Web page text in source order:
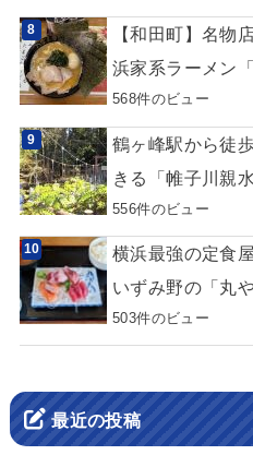
【和田町】名物
浜家系ラーメン
568件のビュー
鶴ヶ峰駅から徒
きる「帷子川親水
556件のビュー
横浜最強の定食
いずみ野の「丸や
503件のビュー
最近の投稿